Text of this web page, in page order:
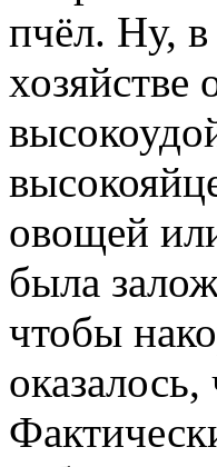
пчёл. Ну,
хозяйстве
овощей
была
чтобы